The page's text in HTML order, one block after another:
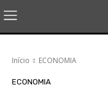
Início ECONOMIA
ECONOMIA